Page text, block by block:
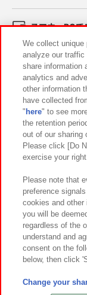
スマホ・PCで
イベント・キ
関連会社
プライバシーポリ
お取引先
カスタマーハラスメ
We collect
analyze our
share information
analytics and
other information
have collected
" here" to see
the retention
out of our sharing
Please click [Do
exercise your
Please note that
preference
cookies and other
you will be
regardless of the
understand and
consent on the
below, then click
Change your